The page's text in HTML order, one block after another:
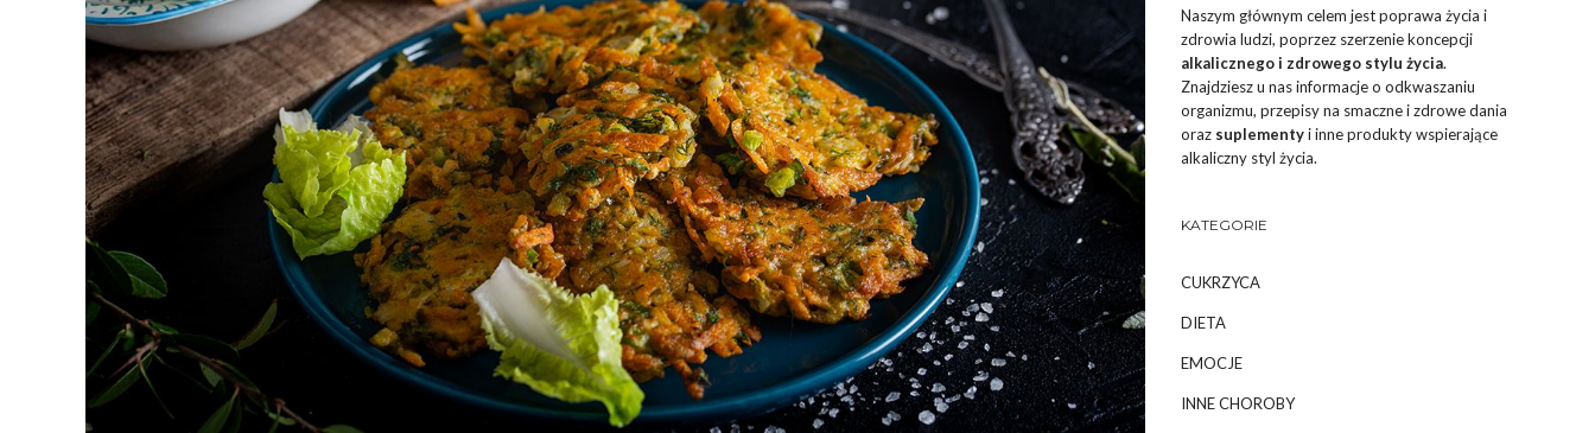
Naszym głównym celem jest poprawa życia i
zdrowia ludzi, poprzez szerzenie koncepcji
alkalicznego i zdrowego stylu życia.
Znajdziesz u nas informacje o odkwaszaniu
organizmu, przepisy na smaczne i zdrowe dania
oraz suplementyi inne produkty wspierające
alkaliczny styl życia.
KATEGORIE
CUKRZYCA
DIETA
EMOCJE
INNE CHOROBY